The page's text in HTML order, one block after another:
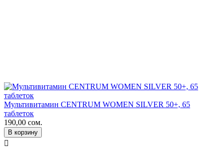
Мультивитамин CENTRUM WOMEN SILVER 50+, 65
таблеток
190,00 сом.
В корзину
